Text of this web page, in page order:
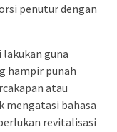
penutur dengan
lakukan guna
hampir punah
atau
mengatasi bahasa
revitalisasi